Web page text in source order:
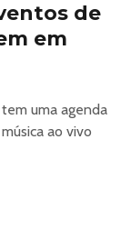
de
em
uma agenda
ao vivo